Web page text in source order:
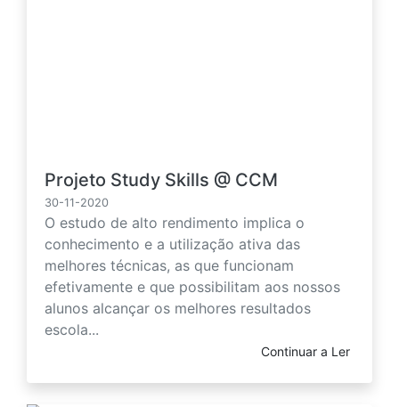
Projeto Study Skills @ CCM
30-11-2020
O estudo de alto rendimento implica o
conhecimento e a utilização ativa das
melhores técnicas, as que funcionam
efetivamente e que possibilitam aos nossos
alunos alcançar os melhores resultados
escola...
Continuar a Ler